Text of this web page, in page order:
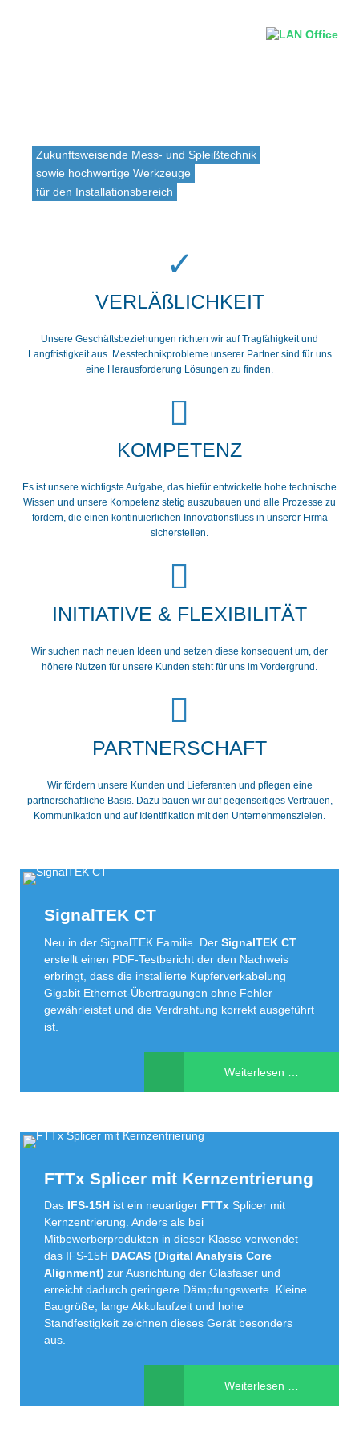
Zukunftsweisende Mess- und Spleißtechnik
sowie hochwertige Werkzeuge
für den Installationsbereich
VERLÄßLICHKEIT
Unsere Geschäftsbeziehungen richten wir auf Tragfähigkeit und
Langfristigkeit aus. Messtechnikprobleme unserer Partner sind für uns
eine Herausforderung Lösungen zu finden.
KOMPETENZ
Es ist unsere wichtigste Aufgabe, das hiefür entwickelte hohe technische
Wissen und unsere Kompetenz stetig auszubauen und alle Prozesse zu
fördern, die einen kontinuierlichen Innovationsfluss in unserer Firma
sicherstellen.
INITIATIVE & FLEXIBILITÄT
Wir suchen nach neuen Ideen und setzen diese konsequent um, der
höhere Nutzen für unsere Kunden steht für uns im Vordergrund.
PARTNERSCHAFT
Wir fördern unsere Kunden und Lieferanten und pflegen eine
partnerschaftliche Basis. Dazu bauen wir auf gegenseitiges Vertrauen,
Kommunikation und auf Identifikation mit den Unternehmenszielen.
SignalTEK CT
Neu in der SignalTEK Familie. Der SignalTEK CT
erstellt einen PDF-Testbericht der den Nachweis
erbringt, dass die installierte Kupferverkabelung
Gigabit Ethernet-Übertragungen ohne Fehler
gewährleistet und die Verdrahtung korrekt ausgeführt
ist.
Weiterlesen …
FTTx Splicer mit Kernzentrierung
Das IFS-15Hist ein neuartiger FTTxSplicer mit
Kernzentrierung. Anders als bei
Mitbewerberprodukten in dieser Klasse verwendet
das IFS-15H DACAS (Digital Analysis Core
Alignment) zur Ausrichtung der Glasfaser und
erreicht dadurch geringere Dämpfungswerte. Kleine
Baugröße, lange Akkulaufzeit und hohe
Standfestigkeit zeichnen dieses Gerät besonders
aus.
Weiterlesen …